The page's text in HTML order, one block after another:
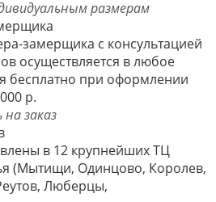
замерщика с консультацией
осуществляется в любое
бесплатно при оформлении
р.
в 12 крупнейших ТЦ
(Мытищи, Одинцово, Королев,
Люберцы,